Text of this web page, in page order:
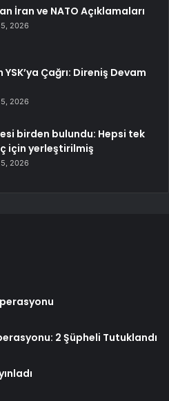
İran ve NATO Açıklamaları
2026
YSK’ya Çağrı: Direniş Devam
2026
birden bulundu: Hepsi tek
için yerleştirilmiş
2026
2 Şüpheli Tutuklandı